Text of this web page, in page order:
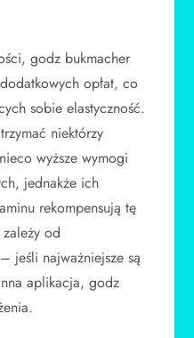
godz bukmacher
opłat, co
sobie elastyczność.
niektórzy
wyższe wymogi
jednakże ich
rekompensują tę
od
jeśli najważniejsze są
aplikacja, godz